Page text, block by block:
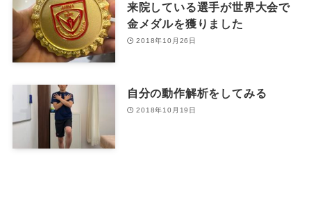
来院している選手が世界大会で
金メダルを獲りました
2018年10月26日
自分の動作解析をしてみる
2018年10月19日